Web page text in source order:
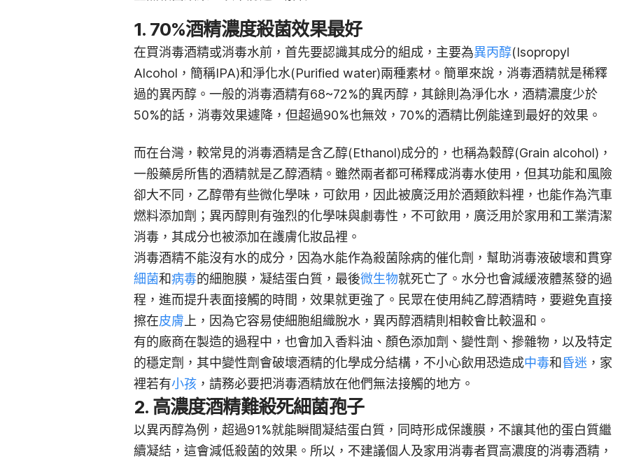
1. 70%酒精濃度殺菌效果最好
在買消毒酒精或消毒水前，首先要認識其成分的組成，主要為異丙醇(Isopropyl
Alcohol，簡稱IPA)和淨化水(Purified water)兩種素材。 簡單來說，消毒酒精就是稀釋
過的異丙醇。一般的消毒酒精有68~72%的異丙醇，其餘則為淨化水，酒精濃度少於
50%的話，消毒效果遽降，但超過90%也無效，70%的酒精比例能達到最好的效果。
而在台灣，較常見的消毒酒精是含乙醇(Ethanol)成分的，也稱為穀醇(Grain alcohol)，
一般藥房所售的酒精就是乙醇酒精。雖然兩者都可稀釋成消毒水使用，但其功能和風險
卻大不同，乙醇帶有些微化學味，可飲用，因此被廣泛用於酒類飲料裡，也能作為汽車
燃料添加劑；異丙醇則有強烈的化學味與劇毒性，不可飲用，廣泛用於家用和工業清潔
消毒，其成分也被添加在護膚化妝品裡。
消毒酒精不能沒有水的成分，因為水能作為殺菌除病的催化劑，幫助消毒液破壞和貫穿
細菌和病毒的細胞膜，凝結蛋白質，最後微生物就死亡了。水分也會減緩液體蒸發的過
程，進而提升表面接觸的時間，效果就更強了。民眾在使用純乙醇酒精時，要避免直接
擦在皮膚 上，因為它容易使細胞組織脫水，異丙醇酒精則相較會比較溫和。
有的廠商在製造的過程中，也會加入香料油、顏色添加劑、變性劑、摻雜物，以及特定
的穩定劑， 其中變性劑會破壞酒精的化學成分結構，不小心飲用恐造成中毒和 昏迷 ，家
裡若有小孩 ，請務必要把消毒酒精放在他們無法接觸的地方。
2. 高濃度酒精難殺死細菌孢子
以異丙醇為例，超過91%就能瞬間凝結蛋白質，同時形成保護膜，不讓其他的蛋白質繼
續凝結，這會減低殺菌的效果。所以，不建議個人及家用消毒者買高濃度的消毒酒精，